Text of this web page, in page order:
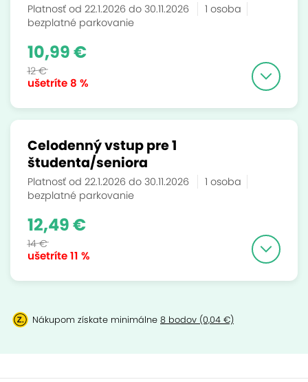
Platnosť od 22.1.2026 do 30.11.2026
1 osoba
bezplatné parkovanie
ušetríte 8 %
10,99 €
12 €
Celodenný vstup pre 1
študenta/seniora
Platnosť od 22.1.2026 do 30.11.2026
1 osoba
bezplatné parkovanie
ušetríte11 %
12,49 €
14 €
Nákupom získate minimálne 8 bodov (0,04 €)